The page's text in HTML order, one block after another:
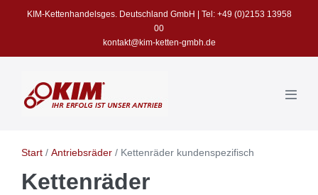
KIM-Kettenhandelsges. Deutschland GmbH | Tel: +49 (0)2153 13958
00
kontakt@kim-ketten-gmbh.de
Start / Antriebsräder / Kettenräder kundenspezifisch
Kettenräder